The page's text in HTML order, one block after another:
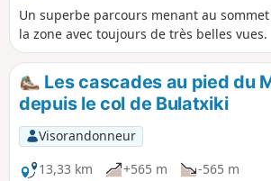
Un superbe parcours menant au
la zone avec toujours de très belles vues.
Les cascades au pied du
depuis le col de Bulatxiki
Visorandonneur
13,33 km
+565 m
-565 m